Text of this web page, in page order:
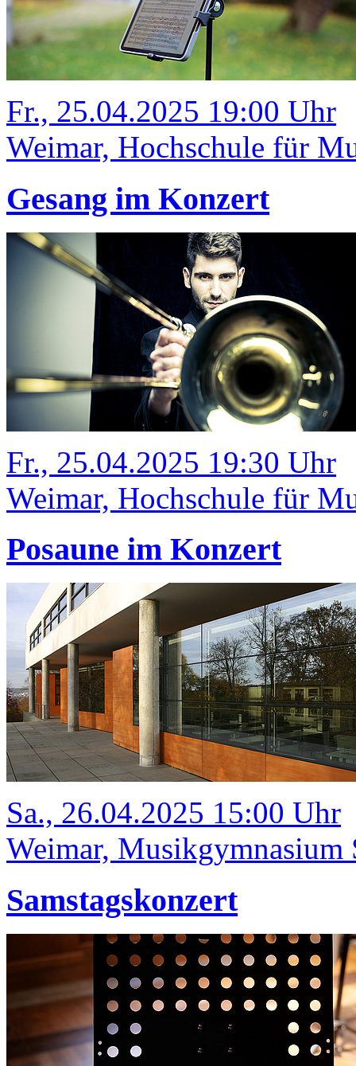
Fr., 25.04.2025 19:00 Uhr
Weimar, Hochschule für
Gesang im Konzert
Fr., 25.04.2025 19:30 Uhr
Weimar, Hochschule für
Posaune im Konzert
Sa., 26.04.2025 15:00 Uhr
Weimar, Musikgymnasium
Samstagskonzert